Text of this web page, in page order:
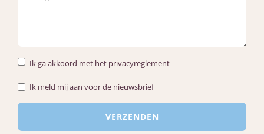
Ik ga akkoord met het privacyreglement
Ik meld mij aan voor de nieuwsbrief